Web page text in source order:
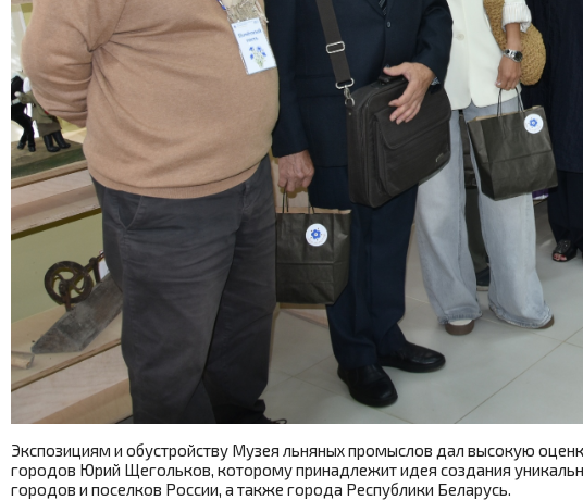
Экспозициям и обустройству Музея льняных промыслов дал высокую
городов Юрий Щегольков, которому принадлежит идея создания
городов и поселков России, а также города Республики Беларусь.